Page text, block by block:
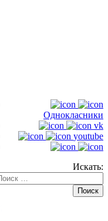
Однокласники
vk
youtube
Искать: